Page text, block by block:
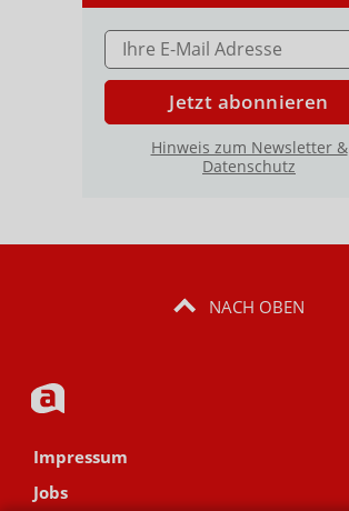
E-MAIL ADRESSE
Jetzt abonnieren
Hinweis zum Newsletter &
Datenschutz
NACH OBEN
Impressum
Jobs